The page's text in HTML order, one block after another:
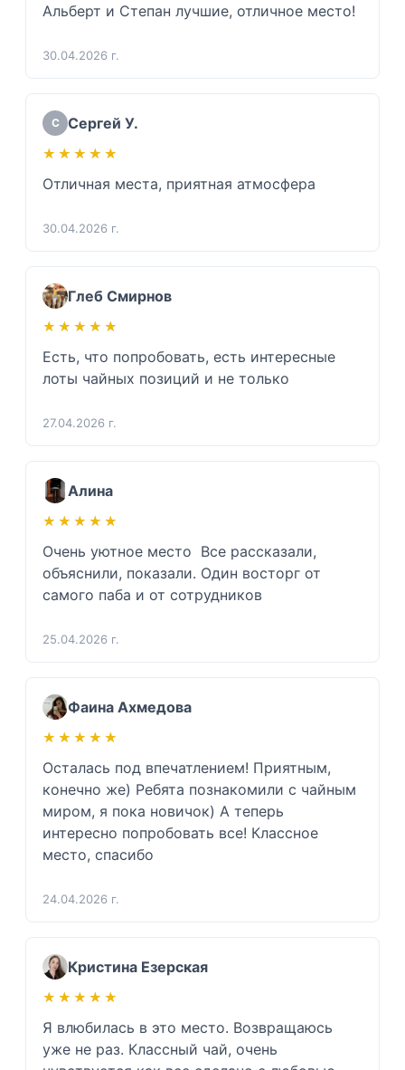
Альберт и Степан лучшие, отличное место!
30.04.2026 г.
С Сергей У.
★★★★★
★★★★★
Отличная места, приятная атмосфера
30.04.2026 г.
Глеб Смирнов
★★★★★
★★★★★
Есть, что попробовать, есть интересные
лоты чайных позиций и не только
27.04.2026 г.
Алина
★★★★★
★★★★★
Очень уютное место  Все рассказали,
объяснили, показали. Один восторг от
самого паба и от сотрудников
25.04.2026 г.
Фаина Ахмедова
★★★★★
★★★★★
Осталась под впечатлением! Приятным,
конечно же) Ребята познакомили с чайным
миром, я пока новичок) А теперь
интересно попробовать все! Классное
место, спасибо
24.04.2026 г.
Кристина Езерская
★★★★★
★★★★★
Я влюбилась в это место. Возвращаюсь
уже не раз. Классный чай, очень